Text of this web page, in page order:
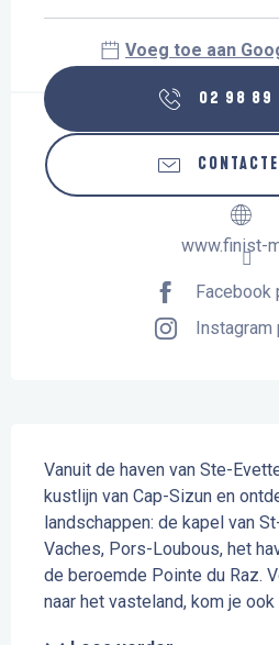
Voeg toe aan
02 98 89
www.finist-
Facebook
Instagram
Vanuit de haven van Ste-
kustlijn van Cap-Sizun en
landschappen: de kapel van
Vaches, Pors-Loubous, het
de beroemde Pointe du Raz.
naar het vasteland, kom je ook